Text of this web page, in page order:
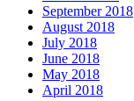
September 2018
August 2018
July 2018
June 2018
May 2018
April 2018